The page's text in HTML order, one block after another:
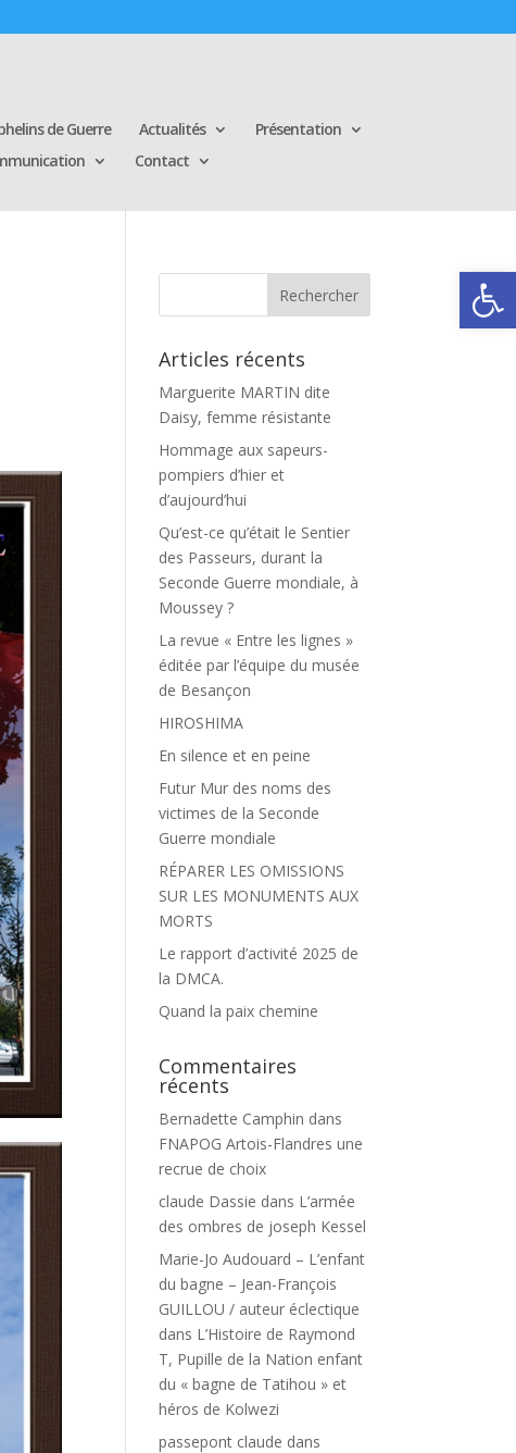
Ouvrir
de Guerre Actualités
Présentation
Contact
Articles récents
Marguerite MARTIN dite
Daisy, femme résistante
Hommage aux sapeurs-
pompiers d’hier et
d’aujourd’hui
Qu’est-ce qu’était le Sentier
des Passeurs, durant la
Seconde Guerre mondiale, à
Moussey ?
La revue « Entre les lignes »
éditée par l’équipe du musée
de Besançon
HIROSHIMA
En silence et en peine
Futur Mur des noms des
victimes de la Seconde
Guerre mondiale
RÉPARER LES OMISSIONS
SUR LES MONUMENTS AUX
MORTS
Le rapport d’activité 2025 de
la DMCA.
Quand la paix chemine
Commentaires
récents
Bernadette Camphin dans
FNAPOG Artois-Flandres une
recrue de choix
claude Dassie dans L’armée
des ombres de joseph Kessel
Marie-Jo Audouard – L’enfant
du bagne – Jean-François
GUILLOU / auteur éclectique
dans L’Histoire de Raymond
T, Pupille de la Nation enfant
du « bagne de Tatihou » et
héros de Kolwezi
passepont claude dans